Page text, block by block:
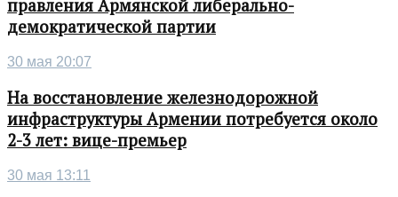
правления Армянской либерально-
демократической партии
30 мая 20:07
На восстановление железнодорожной
инфраструктуры Армении потребуется около
2-3 лет: вице-премьер
30 мая 13:11